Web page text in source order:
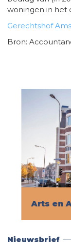
woningen in het
Gerechtshof
Bron:
Arts en
Nieuwsbrief